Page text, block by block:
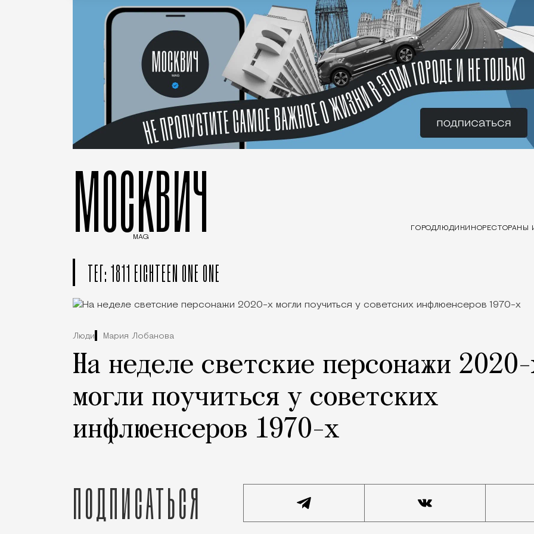
МОСКВИЧ
MAG
ГОРОДЛЮДИ КИНОРЕСТОРАНЫ
ТЕГ: 1811 EIGHTEEN ONE ONE
Люди Мария Лобанова
На неделе светские персонажи
могли поучиться у советских
инфлюенсеров 1970-х
Подписаться